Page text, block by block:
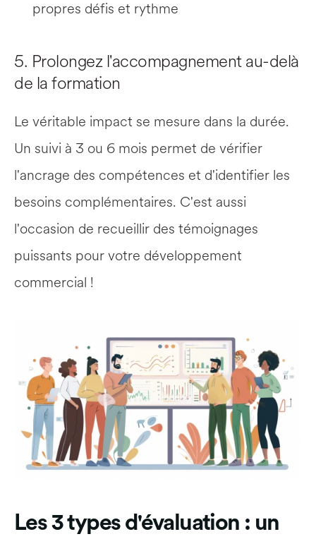
propres défis et rythme
5. Prolongez l'accompagnement au-delà
de la formation
Le véritable impact se mesure dans la durée.
Un suivi à 3 ou 6 mois permet de vérifier
l'ancrage des compétences et d'identifier les
besoins complémentaires. C'est aussi
l'occasion de recueillir des témoignages
puissants pour votre développement
commercial !
Les 3 types d'évaluation : un